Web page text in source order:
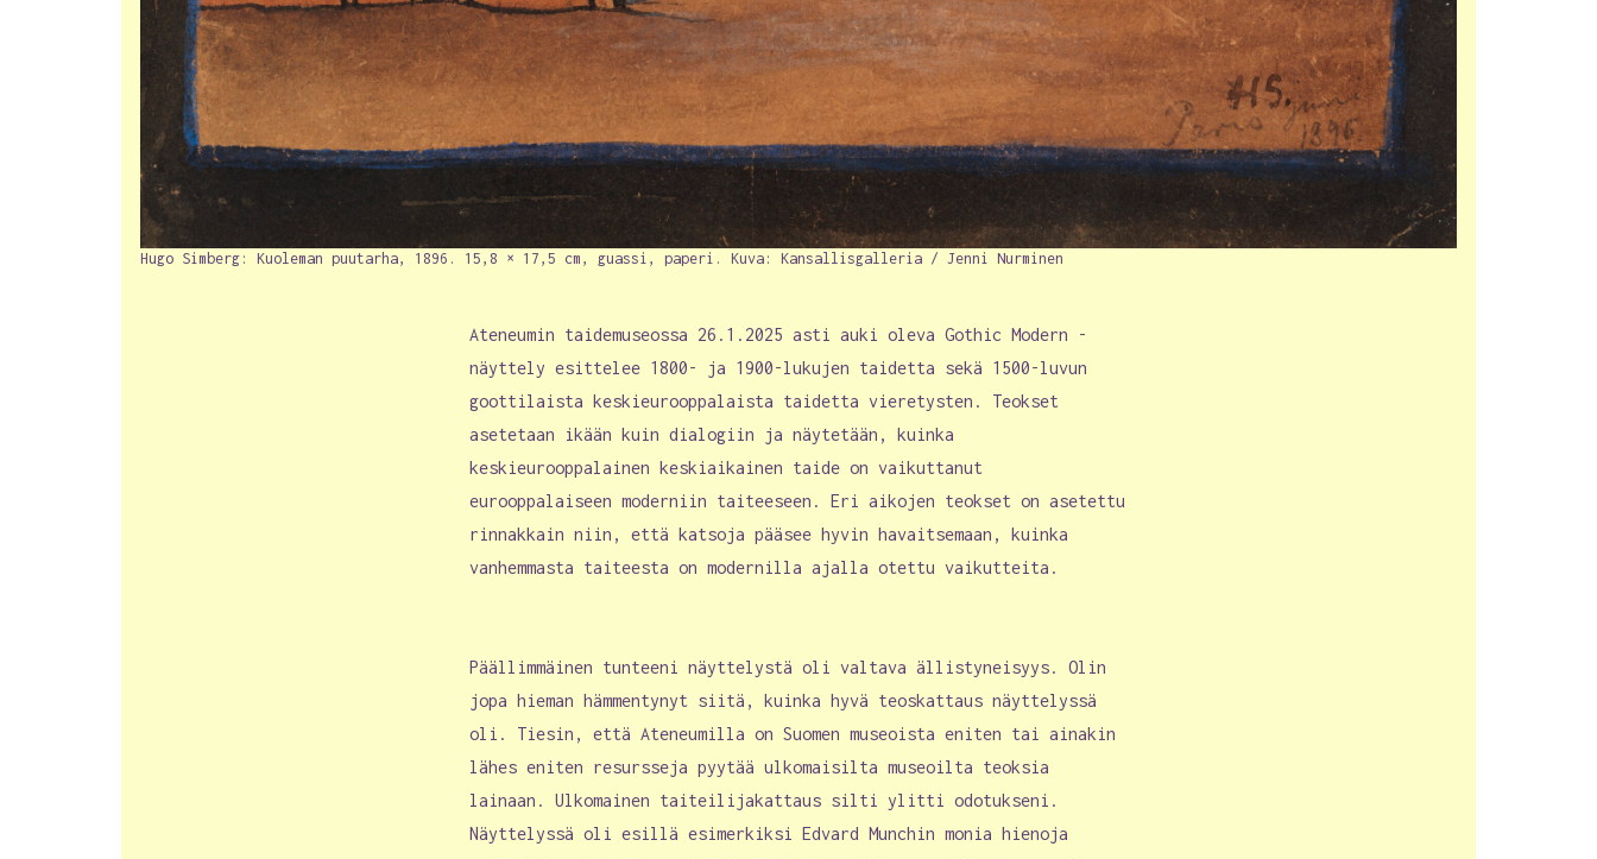
Hugo Simberg: Kuoleman puutarha, 1896. 15,8 × 17,5 cm, guassi, paperi. Kuva: Kansallisgalleria / Jenni Nurminen
Ateneumin taidemuseossa 26.1.2025 asti auki oleva Gothic Modern -
näyttely esittelee 1800- ja 1900-lukujen taidetta sekä 1500-luvun
goottilaista keskieurooppalaista taidetta vieretysten. Teokset
asetetaan ikään kuin dialogiin ja näytetään, kuinka
keskieurooppalainen keskiaikainen taide on vaikuttanut
eurooppalaiseen moderniin taiteeseen. Eri aikojen teokset on asetettu
rinnakkain niin, että katsoja pääsee hyvin havaitsemaan, kuinka
vanhemmasta taiteesta on modernilla ajalla otettu vaikutteita.
Päällimmäinen tunteeni näyttelystä oli valtava ällistyneisyys. Olin
jopa hieman hämmentynyt siitä, kuinka hyvä teoskattaus näyttelyssä
oli. Tiesin, että Ateneumilla on Suomen museoista eniten tai ainakin
lähes eniten resursseja pyytää ulkomaisilta museoilta teoksia
lainaan. Ulkomainen taiteilijakattaus silti ylitti odotukseni.
Näyttelyssä oli esillä esimerkiksi Edvard Munchin monia hienoja